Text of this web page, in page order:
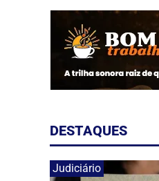
DESTAQUES
Judiciário